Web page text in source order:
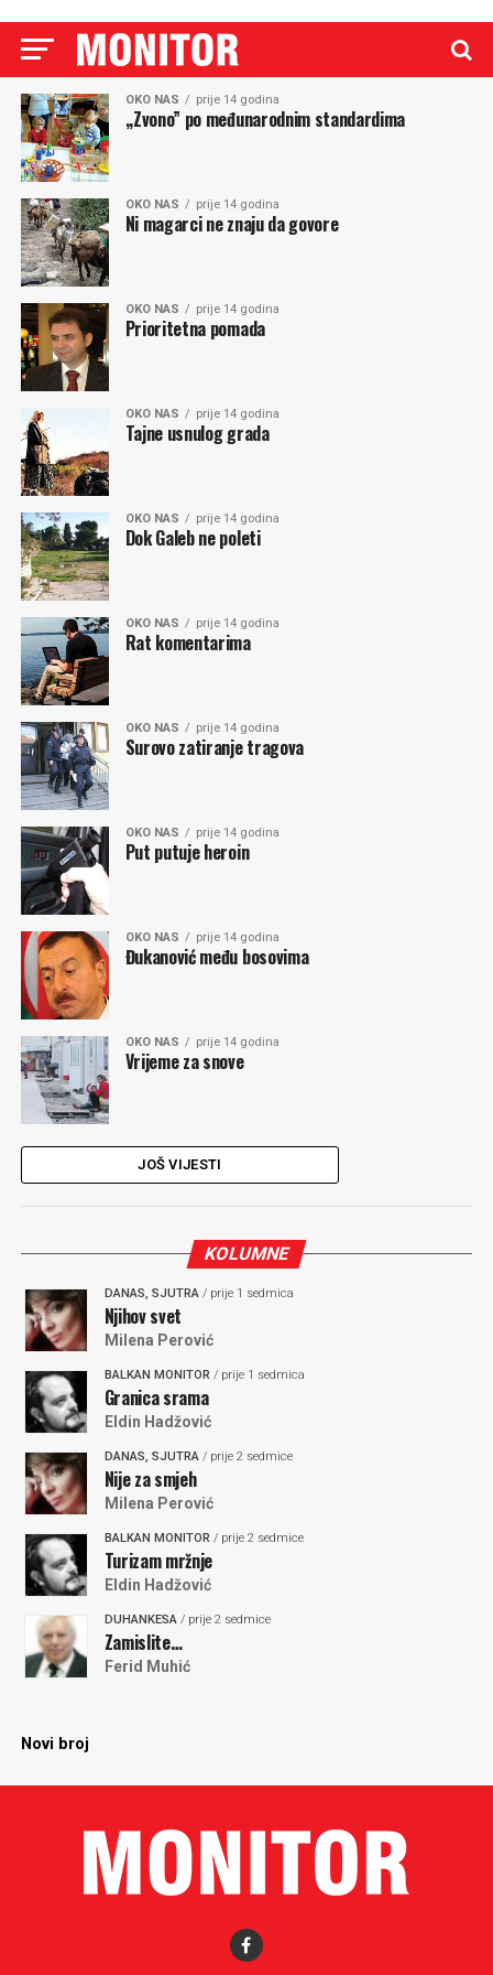
OKO NAS prije 14 godina
,,Zvono” po međunarodnim standardima
OKO NAS prije 14 godina
Ni magarci ne znaju da govore
OKO NAS prije 14 godina
Prioritetna pomada
OKO NAS prije 14 godina
Tajne usnulog grada
OKO NAS prije 14 godina
Dok Galeb ne poleti
OKO NAS prije 14 godina
Rat komentarima
OKO NAS prije 14 godina
Surovo zatiranje tragova
OKO NAS prije 14 godina
Put putuje heroin
OKO NAS prije 14 godina
Đukanović među bosovima
OKO NAS prije 14 godina
Vrijeme za snove
JOŠ VIJESTI
KOLUMNE
DANAS, SJUTRA/ prije 1 sedmica
Njihov svet
Milena Perović
BALKAN MONITOR/ prije 1 sedmica
Granica srama
Eldin Hadžović
DANAS, SJUTRA/ prije 2 sedmice
Nije za smjeh
Milena Perović
BALKAN MONITOR/ prije 2 sedmice
Turizam mržnje
Eldin Hadžović
DUHANKESA/ prije 2 sedmice
Zamislite…
Ferid Muhić
Novi broj